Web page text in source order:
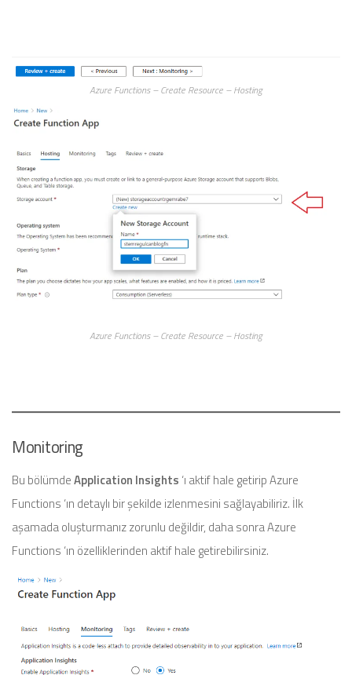
Azure Functions – Create Resource – Hosting
Azure Functions – Create Resource – Hosting
Monitoring
Bu bölümdeApplication Insights ‘ı aktif hale getirip Azure
Functions ‘ın detaylı bir şekilde izlenmesini sağlayabiliriz. İlk
aşamada oluşturmanız zorunlu değildir, daha sonra Azure
Functions ‘ın özelliklerinden aktif hale getirebilirsiniz.